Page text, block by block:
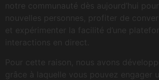
notre communauté dès aujourd’hui
nouvelles personnes, profiter de
et expérimenter la facilité d’une
interactions en direct.
Pour cette raison, nous avons
grâce à laquelle vous pouvez engager